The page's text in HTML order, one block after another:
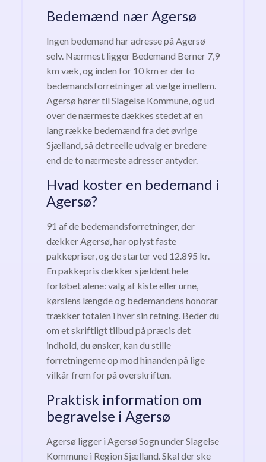
Bedemænd nær Agersø
Ingen bedemand har adresse på Agersø
selv. Nærmest ligger Bedemand Berner 7,9
km væk, og inden for 10 km er der to
bedemandsforretninger at vælge imellem.
Agersø hører til Slagelse Kommune, og ud
over de nærmeste dækkes stedet af en
lang række bedemænd fra det øvrige
Sjælland, så det reelle udvalg er bredere
end de to nærmeste adresser antyder.
Hvad koster en bedemand i
Agersø?
91 af de bedemandsforretninger, der
dækker Agersø, har oplyst faste
pakkepriser, og de starter ved 12.895 kr.
En pakkepris dækker sjældent hele
forløbet alene: valg af kiste eller urne,
kørslens længde og bedemandens honorar
trækker totalen i hver sin retning. Beder du
om et skriftligt tilbud på præcis det
indhold, du ønsker, kan du stille
forretningerne op mod hinanden på lige
vilkår frem for på overskriften.
Praktisk information om
begravelse i Agersø
Agersø ligger i Agersø Sogn under Slagelse
Kommune i Region Sjælland. Skal der ske